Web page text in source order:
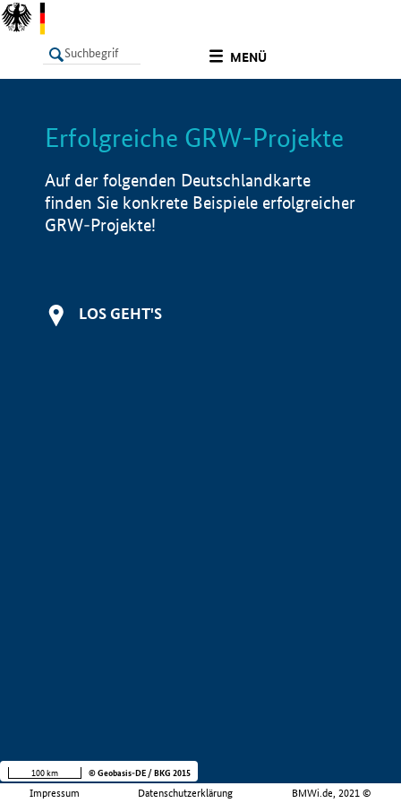
MENÜ
LISTE Info
Erfolgreiche GRW-Projekte
Auf der folgenden Deutschlandkarte
finden Sie konkrete Beispiele erfolgreicher
GRW-Projekte!
LOS GEHT'S
Impressum Datenschutzerklärung BMWi.de, 2021 ©
100 km © Geobasis-DE / BKG 2015